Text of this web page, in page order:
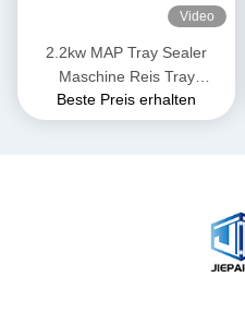
Video
2.2kw MAP Tray Sealer
Maschine Reis Tray
Versiegelung System mit
PLC-Steuerungssystem
Beste Preis erhalten